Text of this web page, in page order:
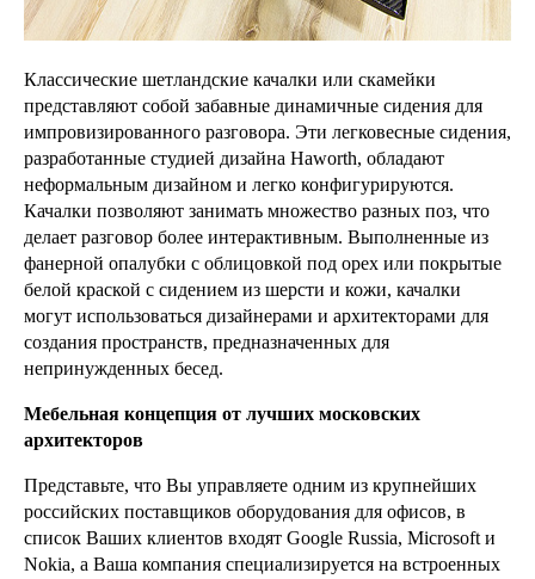
Классические шетландские качалки или скамейки
представляют собой забавные динамичные сидения для
импровизированного разговора. Эти легковесные сидения,
разработанные студией дизайна Haworth, обладают
неформальным дизайном и легко конфигурируются.
Качалки позволяют занимать множество разных поз, что
делает разговор более интерактивным. Выполненные из
фанерной опалубки с облицовкой под орех или покрытые
белой краской с сидением из шерсти и кожи, качалки
могут использоваться дизайнерами и архитекторами для
создания пространств, предназначенных для
непринужденных бесед.
Мебельная концепция от лучших московских
архитекторов
Представьте, что Вы управляете одним из крупнейших
российских поставщиков оборудования для офисов, в
список Ваших клиентов входят Google Russia, Microsoft и
Nokia, а Ваша компания специализируется на встроенных